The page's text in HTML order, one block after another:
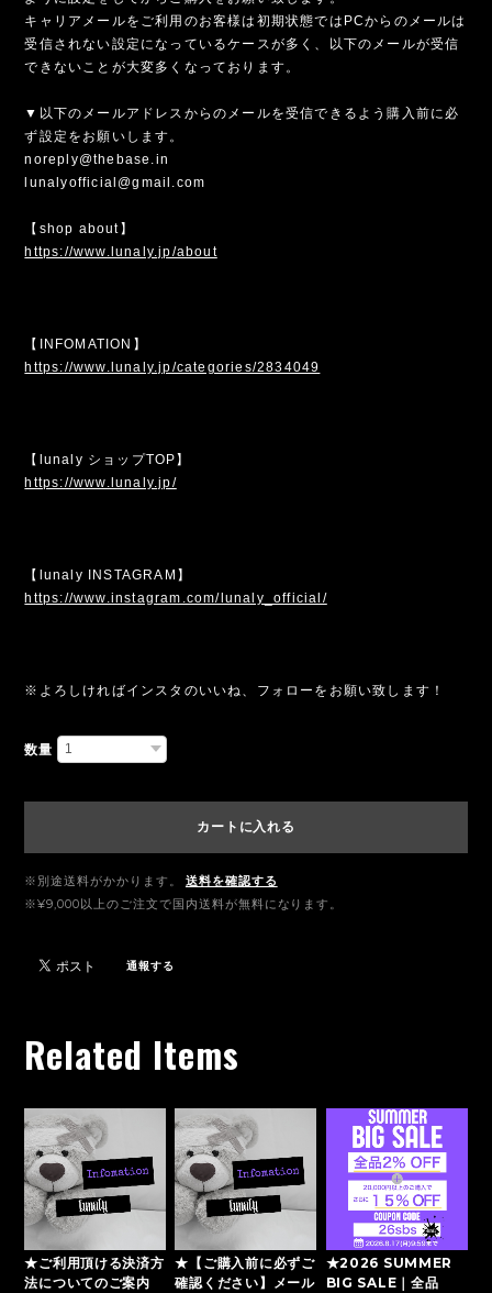
キャリアメールをご利用のお客様は初期状態ではPCからのメールは
受信されない設定になっているケースが多く、以下のメールが受信
できないことが大変多くなっております。
▼以下のメールアドレスからのメールを受信できるよう購入前に必
ず設定をお願いします。
noreply@thebase.in
lunalyofficial@gmail.com
【shop about】
https://www.lunaly.jp/about
【INFOMATION】
https://www.lunaly.jp/categories/2834049
【lunaly ショップTOP】
https://www.lunaly.jp/
【lunaly INSTAGRAM】
https://www.instagram.com/lunaly_official/
※よろしければインスタのいいね、フォローをお願い致します！
数量
カートに入れる
※別途送料がかかります。
送料を確認する
※¥9,000以上のご注文で国内送料が無料になります。
通報する
Related Items
★ご利用頂ける決済方
法についてのご案内
★【ご購入前に必ずご
確認ください】メール
★2026 SUMMER
BIG SALE｜全品